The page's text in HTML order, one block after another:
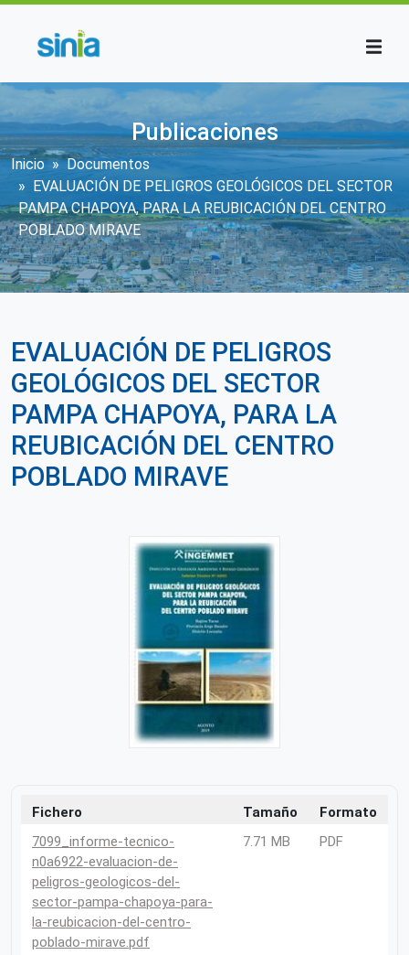
Publicaciones
Sobrescribir enlaces de ayuda a la
Inicio
Documentos
EVALUACIÓN DE PELIGROS GEOLÓGICOS DEL SECTOR
PAMPA CHAPOYA, PARA LA REUBICACIÓN DEL CENTRO
POBLADO MIRAVE
EVALUACIÓN DE PELIGROS
GEOLÓGICOS DEL SECTOR
PAMPA CHAPOYA, PARA LA
REUBICACIÓN DEL CENTRO
POBLADO MIRAVE
Fichero Tamaño
Formato
7099_informe-tecnico-
n0a6922-evaluacion-de-
peligros-geologicos-del-
sector-pampa-chapoya-para-
la-reubicacion-del-centro-
poblado-mirave.pdf
7.71 MB PDF